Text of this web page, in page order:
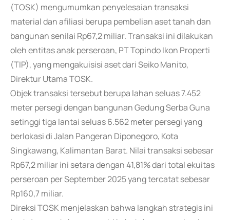
(TOSK) mengumumkan penyelesaian transaksi
material dan afiliasi berupa pembelian aset tanah dan
bangunan senilai Rp67,2 miliar. Transaksi ini dilakukan
oleh entitas anak perseroan, PT Topindo Ikon Properti
(TIP), yang mengakuisisi aset dari Seiko Manito,
Direktur Utama TOSK.
Objek transaksi tersebut berupa lahan seluas 7.452
meter persegi dengan bangunan Gedung Serba Guna
setinggi tiga lantai seluas 6.562 meter persegi yang
berlokasi di Jalan Pangeran Diponegoro, Kota
Singkawang, Kalimantan Barat. Nilai transaksi sebesar
Rp67,2 miliar ini setara dengan 41,81% dari total ekuitas
perseroan per September 2025 yang tercatat sebesar
Rp160,7 miliar.
Direksi TOSK menjelaskan bahwa langkah strategis ini